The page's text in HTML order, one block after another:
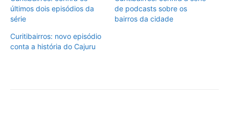
últimos dois episódios da
série
de podcasts sobre os
bairros da cidade
Curitibairros: novo episódio
conta a história do Cajuru